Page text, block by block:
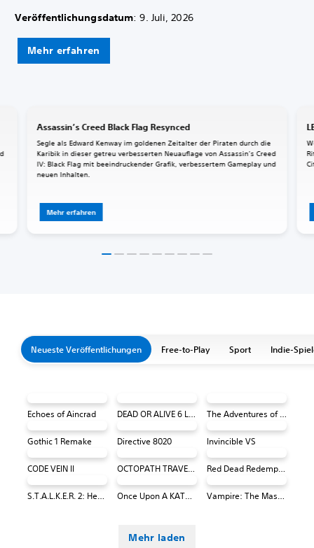
Veröffentlichungsdatum: 9. Juli, 2026
Mehr erfahren
Assassin’s Creed Black Flag Resynced
Segle als Edward Kenway im goldenen Zeitalter der Piraten durch die
Karibik in dieser getreu verbesserten Neuauflage von Assassin’s Creed
IV: Black Flag mit beeindruckender Grafik, verbessertem Gameplay und
neuen Inhalten.
Mehr erfahren
Neueste Veröffentlichungen Free-to-Play Sport Indie-
Echoes of Aincrad DEAD OR ALIVE 6 Last Round Core Fighters The Adventures of Elliot: The Millennium Tales
Gothic 1 Remake Directive 8020 Invincible VS
CODE VEIN II OCTOPATH TRAVELER 0 PS4 & PS5 Red Dead Redemption (PS4 & PS5)
S.T.A.L.K.E.R. 2: Heart of Chornobyl Once Upon A KATAMARI Vampire: The Masquerade® - Bloodlines™ 2
Mehr laden